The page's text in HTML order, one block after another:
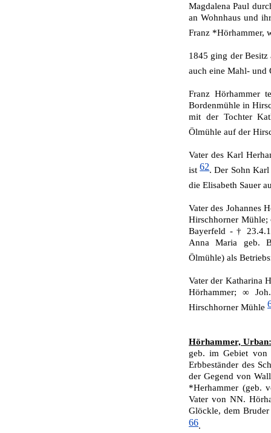
Magdalena Paul
an Wohnhaus und
Franz *Hörhammer,
1845 ging der Besitz
auch eine Mahl-
Franz Hörhammer
Bordenmühle in
mit der Tochter
Ölmühle auf der
Vater des Karl
ist62. Der Sohn
die Elisabeth Sauer
Vater des Johannes
Hirschhorner
Bayerfeld - †
Anna Maria geb.
Ölmühle) als
Vater der Katharina
Hörhammer; ∞
Hirschhorner Mühle
Hörhammer, Urban:
geb. im Gebiet von
Erbbeständer des
der Gegend von
*Herhammer (geb.
Vater von NN.
Glöckle, dem
66.